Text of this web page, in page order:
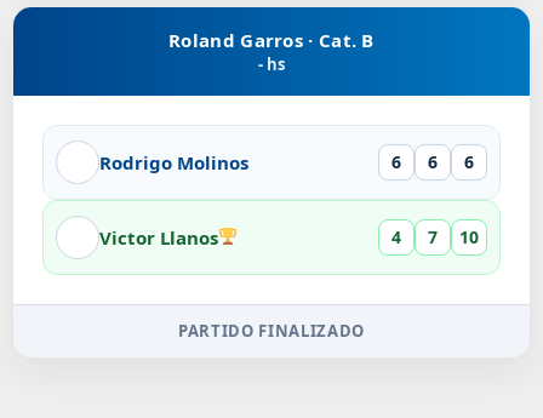
Roland Garros · Cat. B
- hs
Rodrigo Molinos 6 6 6
Victor Llanos 4 7 10
PARTIDO FINALIZADO